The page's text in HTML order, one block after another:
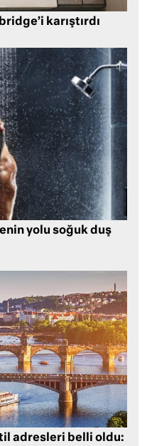
karıştırdı
yolu soğuk duş
adresleri belli oldu: